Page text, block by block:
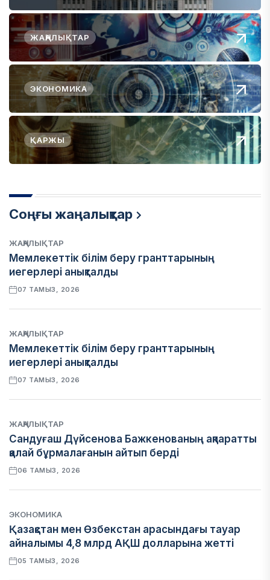
ЖАҢАЛЫҚТАР
ЭКОНОМИКА
ҚАРЖЫ
Соңғы жаңалықтар
ЖАҢАЛЫҚТАР
Мемлекеттік білім беру гранттарының
иегерлері анықталды
07 ТАМЫЗ, 2026
ЖАҢАЛЫҚТАР
Мемлекеттік білім беру гранттарының
иегерлері анықталды
07 ТАМЫЗ, 2026
ЖАҢАЛЫҚТАР
Сандуғаш Дүйсенова Бажкенованың ақпаратты
қалай бұрмалағанын айтып берді
06 ТАМЫЗ, 2026
ЭКОНОМИКА
Қазақстан мен Өзбекстан арасындағы тауар
айналымы 4,8 млрд АҚШ долларына жетті
05 ТАМЫЗ, 2026